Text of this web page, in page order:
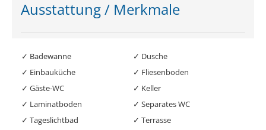
Ausstattung / Merkmale
✓ Badewanne
✓ Dusche
✓ Einbauküche
✓ Fliesenboden
✓ Gäste-WC
✓ Keller
✓ Laminatboden
✓ Separates WC
✓ Tageslichtbad
✓ Terrasse